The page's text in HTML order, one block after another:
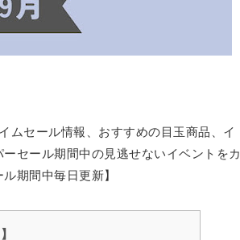
ムセール情報、おすすめの目玉商品、イ
セール期間中の見逃せないイベントをカ
期間中毎日更新】